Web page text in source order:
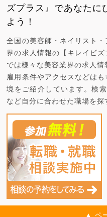
ズプラス』であなたに
よう！
全国の美容師・ネイリスト
界の求人情報の【キレイビ
では様々な美容業界の求人情
雇用条件やアクセスなどは
境をご紹介しています。検
など自分に合わせた職場を探
▲ ペ